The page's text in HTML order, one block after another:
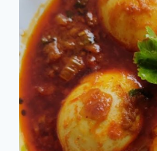
ഒരു
കിടിലൻ
ദോശ;
നല്ല
സോഫ്റ്റ്
ദോശ
റെഡി!!